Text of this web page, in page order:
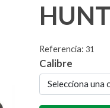
Referencia: 31
Calibre
Selecciona una